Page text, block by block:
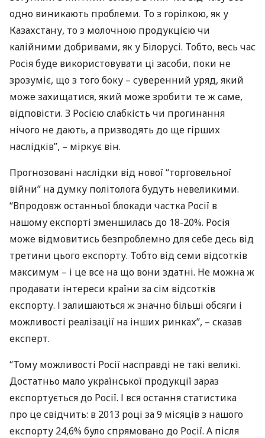
одно виникають проблеми. То з горілкою, як у
Казахстану, то з молочною продукцією чи
калійними добривами, як у Білорусі. Тобто, весь час
Росія буде використовувати ці засоби, поки не
зрозуміє, що з того боку – суверенний уряд, який
може захищатися, який може зробити те ж саме,
відповісти. З Росією слабкість чи прогинання
нічого не дають, а призводять до ще гірших
наслідків”, – міркує він.
Прогнозовані наслідки від нової “торговельної
війни” на думку політолога будуть невеликими.
“Впродовж останньої блокади частка Росії в
нашому експорті зменшилась до 18-20%. Росія
може відмовитись безпроблемно для себе десь від
третини цього експорту. Тобто від семи відсотків
максимум – і це все на що вони здатні. Не можна ж
продавати інтереси країни за сім відсотків
експорту. І залишаються ж значно більші обсяги і
можливості реалізації на інших ринках”, – сказав
експерт.
“Тому можливості Росії насправді не такі великі.
Достатньо мало української продукції зараз
експортується до Росії. І вся остання статистика
про це свідчить: в 2013 році за 9 місяців з нашого
експорту 24,6% було спрямовано до Росії. А після